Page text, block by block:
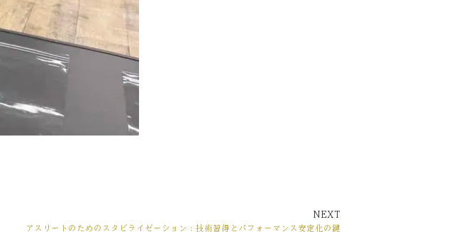
NEXT
アスリートのためのスタビライゼーション：技術習得とパフォーマンス安定化の鍵